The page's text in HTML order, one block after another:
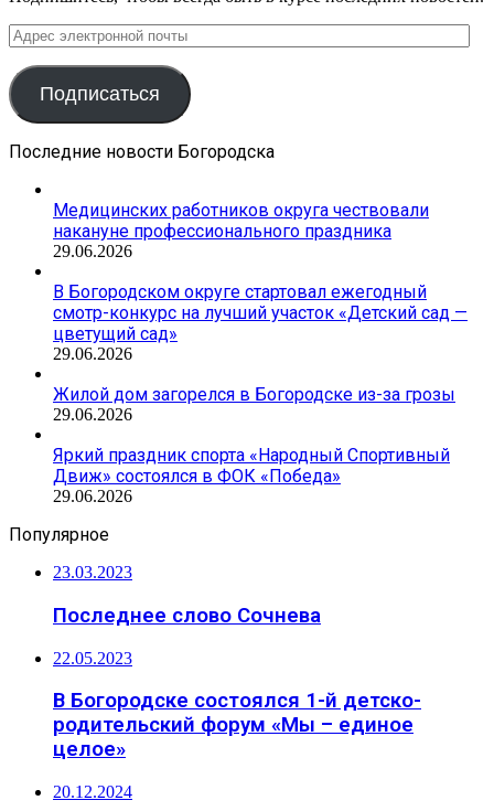
Адрес
электронной
почты
Подписаться
Последние новости Богородска
Медицинских работников округа чествовали
накануне профессионального праздника
29.06.2026
В Богородском округе стартовал ежегодный
смотр-конкурс на лучший участок «Детский сад —
цветущий сад»
29.06.2026
Жилой дом загорелся в Богородске из-за грозы
29.06.2026
Яркий праздник спорта «Народный Спортивный
Движ» состоялся в ФОК «Победа»
29.06.2026
Популярное
23.03.2023
Последнее слово Сочнева
22.05.2023
В Богородске состоялся 1-й детско-
родительский форум «Мы – единое
целое»
20.12.2024